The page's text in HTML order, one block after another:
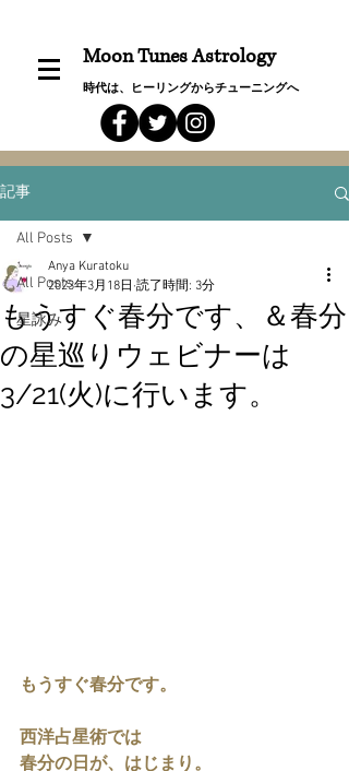
Moon Tunes Astrology
時代は、ヒーリングからチューニングへ
記事
All Posts
星詠み
All Posts
もうすぐ春分です、＆春分
の星巡りウェビナーは
3/21(火)に行います。
Anya Kuratoku
2023年3月18日 読了時間: 3分
もうすぐ春分です。
西洋占星術では
春分の日が、はじまり。